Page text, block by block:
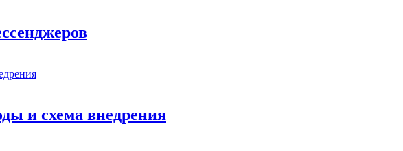
и схема внедрения